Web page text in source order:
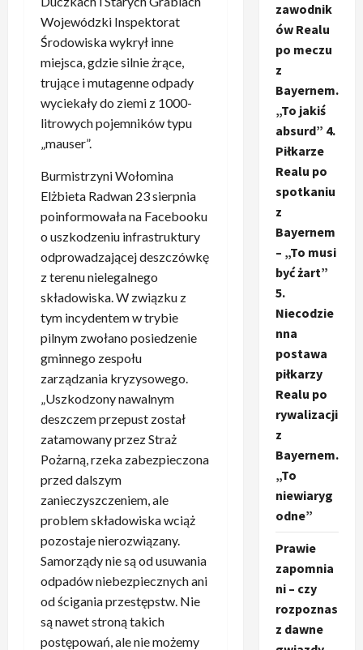
Wojewódzki Inspektorat
Środowiska wykrył inne
miejsca, gdzie silnie żrące,
trujące i mutagenne odpady
wyciekały do ziemi z 1000-
litrowych pojemników typu
„mauser”.
Burmistrzyni Wołomina
Elżbieta Radwan 23 sierpnia
poinformowała na Facebooku
o uszkodzeniu infrastruktury
odprowadzającej deszczówkę
z terenu nielegalnego
składowiska. W związku z
tym incydentem w trybie
pilnym zwołano posiedzenie
gminnego zespołu
zarządzania kryzysowego.
„Uszkodzony nawalnym
deszczem przepust został
zatamowany przez Straż
Pożarną, rzeka zabezpieczona
przed dalszym
zanieczyszczeniem, ale
problem składowiska wciąż
pozostaje nierozwiązany.
Samorządy nie są od usuwania
odpadów niebezpiecznych ani
od ścigania przestępstw. Nie
są nawet stroną takich
postępowań, ale nie możemy
zawodnik
ów Realu
po meczu
z
Bayernem.
„To jakiś
absurd” 4.
Piłkarze
Realu po
spotkaniu
z
Bayernem
– „To musi
być żart”
5.
Niecodzie
nna
postawa
piłkarzy
Realu po
rywalizacji
z
Bayernem.
„To
niewiaryg
odne”
Prawie
zapomnia
ni – czy
rozpoznas
z dawne